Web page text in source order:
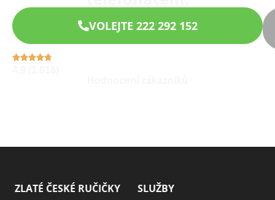
VOLEJTE 222 292 152
ZLATÉ ČESKÉ RUČIČKY SLUŽBY